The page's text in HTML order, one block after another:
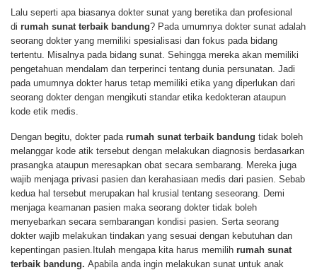
Lalu seperti apa biasanya dokter sunat yang beretika dan profesional
di rumah sunat terbaik bandung? Pada umumnya dokter sunat adalah
seorang dokter yang memiliki spesialisasi dan fokus pada bidang
tertentu. Misalnya pada bidang sunat. Sehingga mereka akan memiliki
pengetahuan mendalam dan terperinci tentang dunia persunatan. Jadi
pada umumnya dokter harus tetap memiliki etika yang diperlukan dari
seorang dokter dengan mengikuti standar etika kedokteran ataupun
kode etik medis.
Dengan begitu, dokter pada rumah sunat terbaik bandung tidak boleh
melanggar kode atik tersebut dengan melakukan diagnosis berdasarkan
prasangka ataupun meresapkan obat secara sembarang. Mereka juga
wajib menjaga privasi pasien dan kerahasiaan medis dari pasien. Sebab
kedua hal tersebut merupakan hal krusial tentang seseorang. Demi
menjaga keamanan pasien maka seorang dokter tidak boleh
menyebarkan secara sembarangan kondisi pasien. Serta seorang
dokter wajib melakukan tindakan yang sesuai dengan kebutuhan dan
kepentingan pasien.Itulah mengapa kita harus memilih rumah sunat
terbaik bandung. Apabila anda ingin melakukan sunat untuk anak